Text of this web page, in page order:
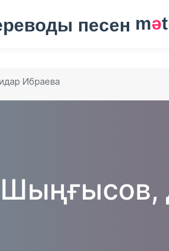
mә
Ибраева